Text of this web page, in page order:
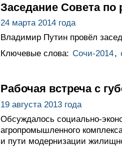
Заседание Совета
24 марта 2014 года
Владимир Путин провёл
Ключевые слова: Сочи-2014,
Рабочая встреча с
19 августа 2013 года
Обсуждалось социально-
агропромышленного
и пути модернизации